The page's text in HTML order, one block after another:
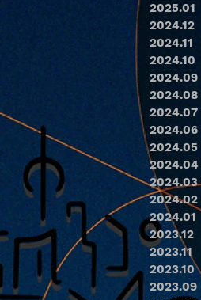
2025.01
2024.12
2024.11
2024.10
2024.09
2024.08
2024.07
2024.06
2024.05
2024.04
2024.03
2024.02
2024.01
2023.12
2023.11
2023.10
2023.09